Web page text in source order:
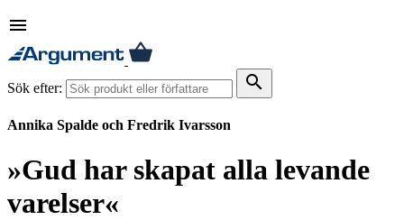
menu
Sök efter: search
Annika Spalde och Fredrik Ivarsson
»Gud har skapat alla levande
varelser«